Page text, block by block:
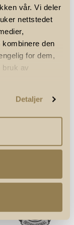
vår. Vi deler
nettstedet
den
for dem,
bruk av
Detaljer